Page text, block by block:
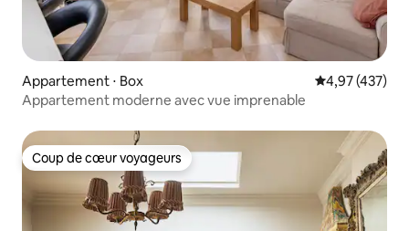
Appartement ⋅ Box Évaluation
4,97 (437)
Appartement moderne avec vue imprenable
Coup de cœur voyageurs
Coup de cœur voyageurs